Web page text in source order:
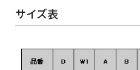
サイズ表